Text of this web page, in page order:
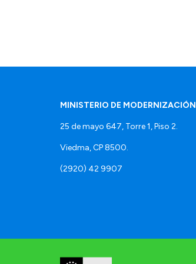
MINISTERIO DE MODERNIZACIÓN
25 de mayo 647, Torre 1, Piso 2.
Viedma, CP 8500.
(2920) 42 9907